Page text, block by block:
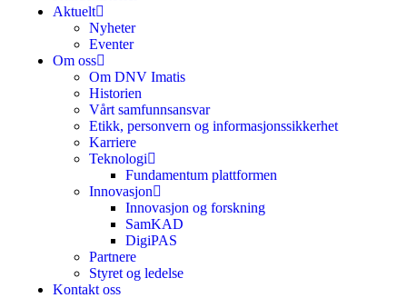
Aktuelt
Nyheter
Eventer
Om oss
Om DNV Imatis
Historien
Vårt samfunnsansvar
Etikk, personvern og informasjonssikkerhet
Karriere
Teknologi
Fundamentum plattformen
Innovasjon
Innovasjon og forskning
SamKAD
DigiPAS
Partnere
Styret og ledelse
Kontakt oss